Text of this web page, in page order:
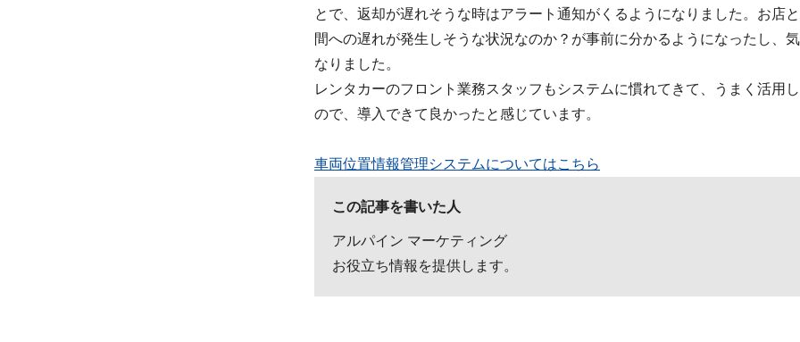
とで、返却が遅れそうな時はアラート通知がくるようになりました。お店
間への遅れが発生しそうな状況なのか？が事前に分かるようになったし、
なりました。
レンタカーのフロント業務スタッフもシステムに慣れてきて、うまく活用
ので、導入できて良かったと感じています。
車両位置情報管理システムについてはこちら
この記事を書いた人
アルパイン マーケティング
お役立ち情報を提供します。